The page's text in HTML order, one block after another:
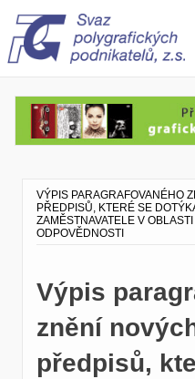
VÝPIS PARAGRAFOVANÉHO
PŘEDPISŮ, KTERÉ SE
ZAMĚSTNAVATELE V
ODPOVĚDNOSTI
Výpis
znění
předpisů,